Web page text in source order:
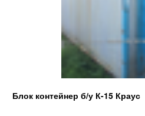
Блок контейнер б/у К-15 Краус